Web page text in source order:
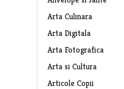
Arta Culinara
Arta Digitala
Arta Fotografica
Arta si Cultura
Articole Copii